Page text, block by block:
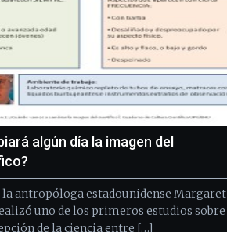
algún día la imagen del
la antropóloga estadounidense Margaret
uno de los primeros estudios sobre
de la ciencia entre […]